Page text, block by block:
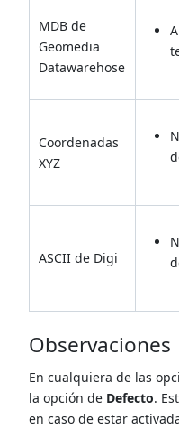
MDB de
Geomedia
Datawarehose
Coordenadas
XYZ
ASCII de Digi
Observaciones
En cualquiera de las
la opción de Defecto.
en caso de estar